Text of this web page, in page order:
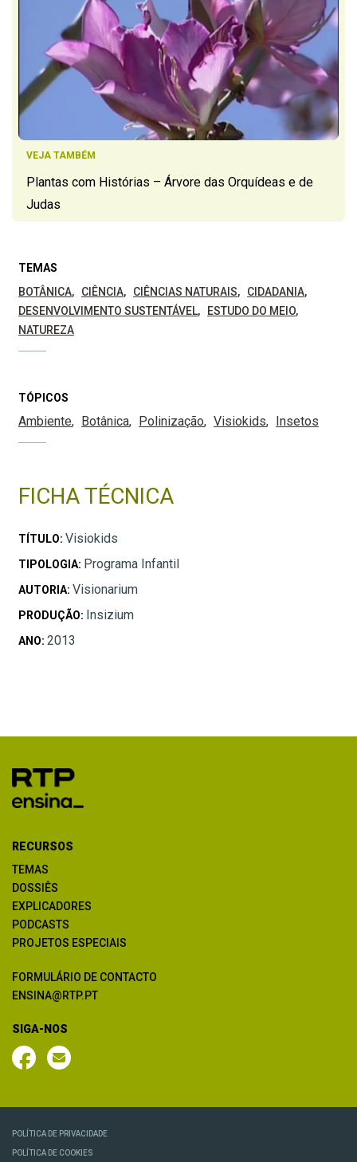
VEJA TAMBÉM
Plantas com Histórias – Árvore das Orquídeas e de
Judas
TEMAS
BOTÂNICA
CIÊNCIA CIÊNCIAS NATURAIS
CIDADANIA
DESENVOLVIMENTO SUSTENTÁVEL
ESTUDO DO MEIO
NATUREZA
TÓPICOS
Ambiente Botânica Polinização Visiokids Insetos
FICHA TÉCNICA
TÍTULO: Visiokids
TIPOLOGIA: Programa Infantil
AUTORIA: Visionarium
PRODUÇÃO: Insizium
ANO: 2013
RECURSOS
TEMAS
DOSSIÊS
EXPLICADORES
PODCASTS
PROJETOS ESPECIAIS
FORMULÁRIO DE CONTACTO
ENSINA@RTP.PT
SIGA-NOS
POLÍTICA DE PRIVACIDADE
POLÍTICA DE COOKIES